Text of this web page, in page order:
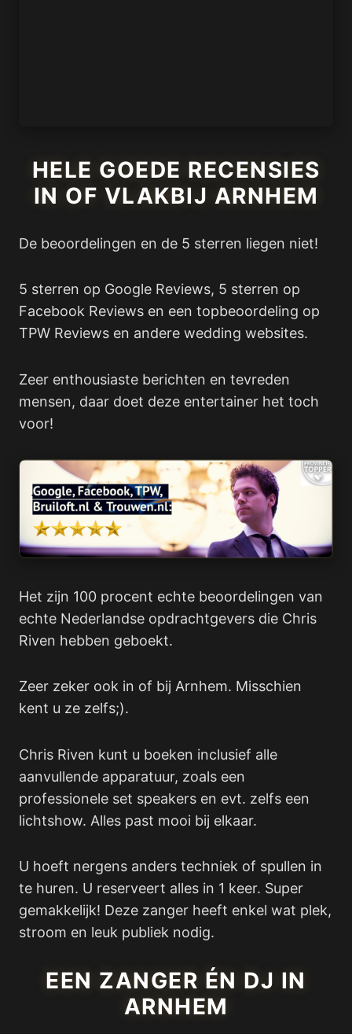
HELE GOEDE RECENSIES
IN OF VLAKBIJ ARNHEM
De beoordelingen en de 5 sterren liegen niet!
5 sterren op Google Reviews, 5 sterren op
Facebook Reviews en een topbeoordeling op
TPW Reviews en andere wedding websites.
Zeer enthousiaste berichten en tevreden
mensen, daar doet deze entertainer het toch
voor!
Het zijn 100 procent echte beoordelingen van
echte Nederlandse opdrachtgevers die Chris
Riven hebben geboekt.
Zeer zeker ook in of bij Arnhem. Misschien
kent u ze zelfs;).
Chris Riven kunt u boeken inclusief alle
aanvullende apparatuur, zoals een
professionele set speakers en evt. zelfs een
lichtshow. Alles past mooi bij elkaar.
U hoeft nergens anders techniek of spullen in
te huren. U reserveert alles in 1 keer. Super
gemakkelijk! Deze zanger heeft enkel wat plek,
stroom en leuk publiek nodig.
EEN ZANGER ÉN DJ IN
ARNHEM